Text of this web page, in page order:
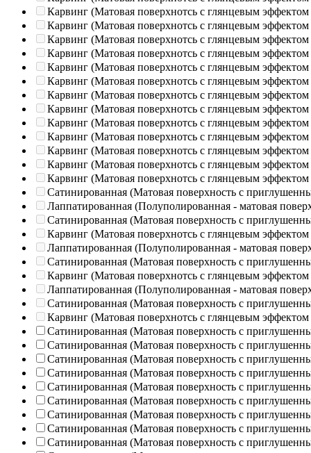
Карвинг (Матовая поверхнотсь с глянцевым эффектом
Карвинг (Матовая поверхнотсь с глянцевым эффектом
Карвинг (Матовая поверхнотсь с глянцевым эффектом
Карвинг (Матовая поверхнотсь с глянцевым эффектом
Карвинг (Матовая поверхнотсь с глянцевым эффектом
Карвинг (Матовая поверхнотсь с глянцевым эффектом
Карвинг (Матовая поверхнотсь с глянцевым эффектом
Карвинг (Матовая поверхнотсь с глянцевым эффектом
Карвинг (Матовая поверхнотсь с глянцевым эффектом
Карвинг (Матовая поверхнотсь с глянцевым эффектом
Карвинг (Матовая поверхнотсь с глянцевым эффектом
Карвинг (Матовая поверхнотсь с глянцевым эффектом
Карвинг (Матовая поверхнотсь с глянцевым эффектом
Сатинированная (Матовая поверхность с
Лаппатированная (Полуполированная - матовая
Сатинированная (Матовая поверхность с
Карвинг (Матовая поверхнотсь с глянцевым эффектом
Лаппатированная (Полуполированная - матовая
Сатинированная (Матовая поверхность с
Карвинг (Матовая поверхнотсь с глянцевым эффектом
Лаппатированная (Полуполированная - матовая
Сатинированная (Матовая поверхность с
Карвинг (Матовая поверхнотсь с глянцевым эффектом
Сатинированная (Матовая поверхность с
Сатинированная (Матовая поверхность с
Сатинированная (Матовая поверхность с
Сатинированная (Матовая поверхность с
Сатинированная (Матовая поверхность с
Сатинированная (Матовая поверхность с
Сатинированная (Матовая поверхность с
Сатинированная (Матовая поверхность с
Сатинированная (Матовая поверхность с